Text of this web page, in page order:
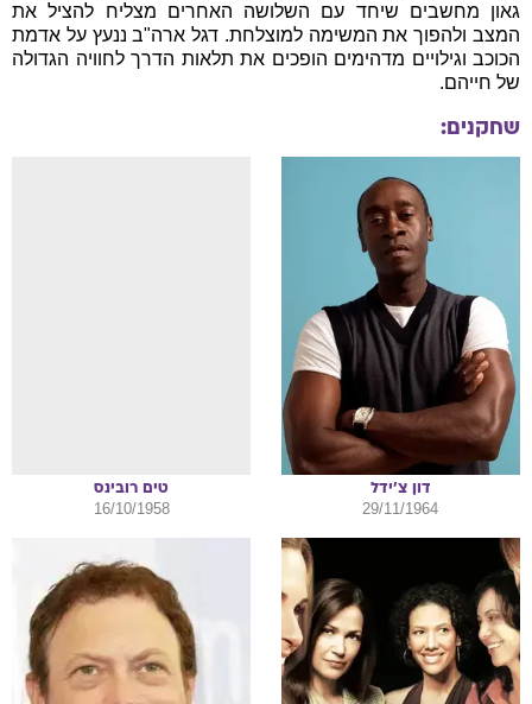
גאון מחשבים שיחד עם השלושה האחרים מצליח להציל את
המצב ולהפוך את המשימה למוצלחת. דגל ארה"ב ננעץ על אדמת
הכוכב וגילויים מדהימים הופכים את תלאות הדרך לחוויה הגדולה
של חייהם.
שחקנים:
דון צ'ידל
29/11/1964
טים רובינס
16/10/1958